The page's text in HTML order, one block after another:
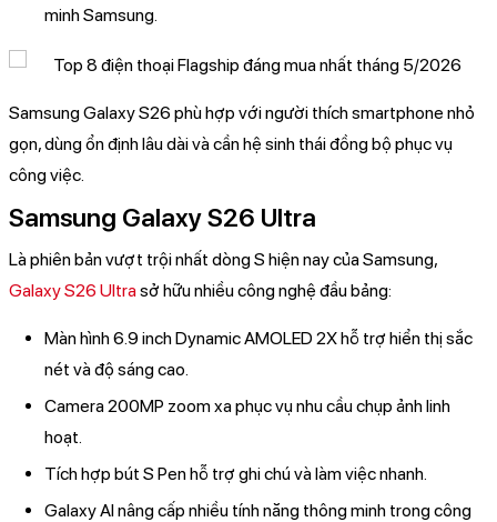
minh Samsung.
Samsung Galaxy S26 phù hợp với người thích smartphone nhỏ
gọn, dùng ổn định lâu dài và cần hệ sinh thái đồng bộ phục vụ
công việc.
Samsung Galaxy S26 Ultra
Là phiên bản vượt trội nhất dòng S hiện nay của Samsung,
Galaxy S26 Ultrasở hữu nhiều công nghệ đầu bảng:
Màn hình 6.9 inch Dynamic AMOLED 2X hỗ trợ hiển thị sắc
nét và độ sáng cao.
Camera 200MP zoom xa phục vụ nhu cầu chụp ảnh linh
hoạt.
Tích hợp bút S Pen hỗ trợ ghi chú và làm việc nhanh.
Galaxy AI nâng cấp nhiều tính năng thông minh trong công